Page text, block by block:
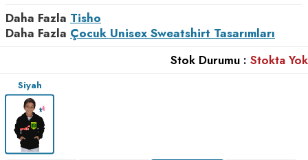
Daha Fazla Tisho
Daha Fazla Çocuk Unisex Sweatshirt Tasarımları
Stok Durumu : Stokta Yok
Siyah